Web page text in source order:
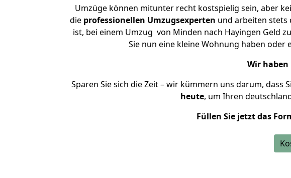
Umzüge können mitunter recht kostspielig sein, aber
die professionellen Umzugsexperten und arbeiten stets
ist, bei einem Umzug von Minden nach Hayingen Geld
Sie nun eine kleine Wohnung haben
Wir haben
Sparen Sie sich die Zeit – wir kümmern uns darum, dass
heute, um Ihren
Füllen Sie jetzt das